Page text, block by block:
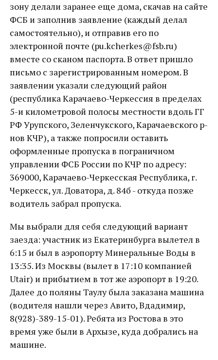
зону делали заранее еще дома, скачав на сайте
ФСБ и заполнив заявление (каждый делал
самостоятельно), и отправив его по
электронной почте (pu.kcherkes@fsb.ru)
вместе со сканом паспорта. В ответ пришло
письмо с зарегистрированным номером. В
заявлении указали следующий район
(республика Карачаево-Черкессия в пределах
5-и километровой полосы местности вдоль ГГ
РФ Урупского, Зеленчукского, Карачаевского р-
нов КЧР), а также попросили оставить
оформленные пропуска в пограничном
управлении ФСБ России по КЧР по адресу:
369000, Карачаево-Черкесская Республика, г.
Черкесск, ул. Доватора, д. 84б - откуда позже
водитель забрал пропуска.
Мы выбрали для себя следующий вариант
заезда: участник из Екатеринбурга вылетел в
6:15 и был в аэропорту Минеральные Воды в
13:35. Из Москвы (вылет в 17:10 компанией
Utair) и прибытием в тот же аэропорт в 19:20.
Далее до поляны Таулу была заказана машина
(водителя нашли через Авито, Вдадимир,
8(928)-389-15-01). Ребята из Ростова в это
время уже были в Архызе, куда добрались на
машине.